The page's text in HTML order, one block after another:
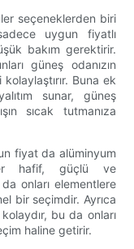
seçeneklerden biri
uygun fiyatlı
bakım gerektirir.
güneş odanızın
Buna ek
sunar, güneş
sıcak tutmanıza
fiyat da alüminyum
hafif, güçlü ve
onları elementlere
bir seçimdir. Ayrıca
bu da onları
haline getirir.